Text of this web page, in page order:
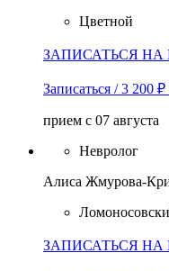
Цветной
ЗАПИСАТЬСЯ НА
Записаться / 3 200 ₽
прием с 07 августа
Невролог
Алиса Жмурова-
ЗАПИСАТЬСЯ НА